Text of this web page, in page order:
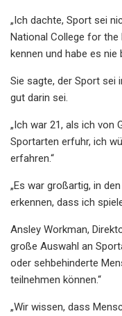
„Ich dachte, Sport sei
National College for the
kennen und habe es nie
Sie sagte, der Sport sei
gut darin sei.
„Ich war 21, als ich von
Sportarten erfuhr, ich
erfahren.“
„Es war großartig, in
erkennen, dass ich
Ansley Workman,
große Auswahl an
oder sehbehinderte
teilnehmen können.“
„Wir wissen, dass